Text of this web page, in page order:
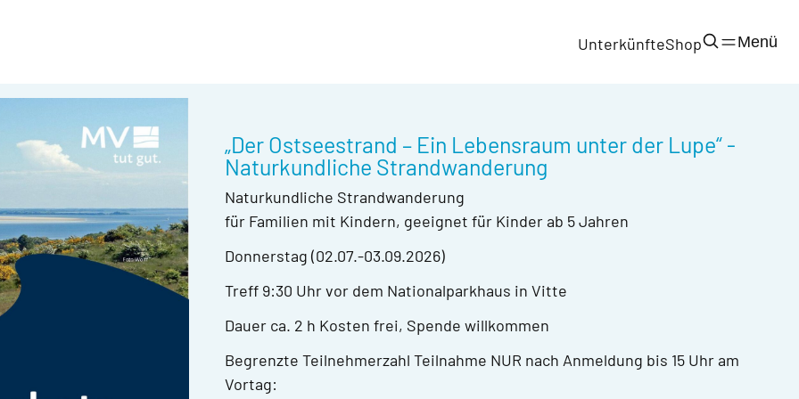
UnterkünfteShop Menü
„Der Ostseestrand – Ein Lebensraum unter der Lupe“ -
Naturkundliche Strandwanderung
Naturkundliche Strandwanderung
für Familien mit Kindern, geeignet für Kinder ab 5 Jahren
Donnerstag (02.07.-03.09.2026)
Treff 9:30 Uhr vor dem Nationalparkhaus in Vitte
Dauer ca. 2 h Kosten frei, Spende willkommen
Begrenzte Teilnehmerzahl Teilnahme NUR nach Anmeldung bis 15 Uhr am
Vortag: